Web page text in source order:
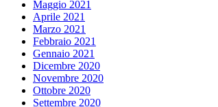
Maggio 2021
Aprile 2021
Marzo 2021
Febbraio 2021
Gennaio 2021
Dicembre 2020
Novembre 2020
Ottobre 2020
Settembre 2020